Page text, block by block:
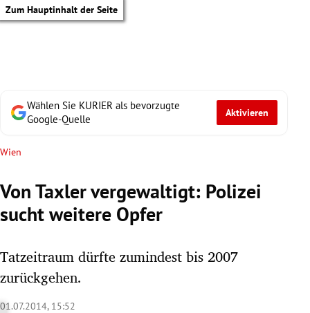
Zum Hauptinhalt der Seite
Wählen Sie KURIER als bevorzugte
Google-Quelle
Aktivieren
Wien
Von Taxler vergewaltigt: Polizei
sucht weitere Opfer
Tatzeitraum dürfte zumindest bis 2007
zurückgehen.
01.07.2014, 15:52